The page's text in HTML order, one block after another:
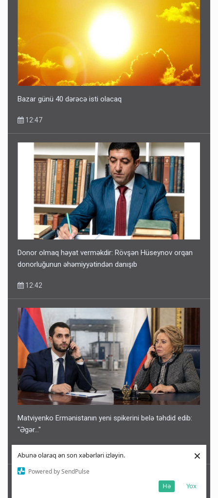
Abunə olaraq ən son xəbərləri izləyin.
Powered by SendPulse
Yox
Hə
×
Bazar günü 40 dərəcə isti olacaq
12:47
Donor olmaq həyat verməkdir: Rövşən Hüseynov orqan
donorluğunun əhəmiyyətindən danışıb
12:42
Matviyenko Ermənistanın yeni spikerini belə təhdid edib:
"Əgər..."
12:39